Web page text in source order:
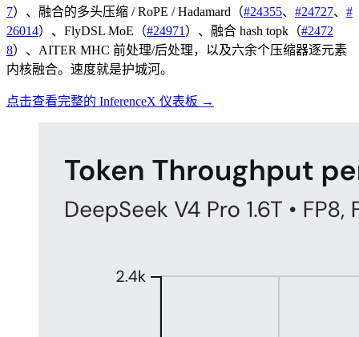
7）、融合的多头压缩 / RoPE / Hadamard（#24355、 #24727、 #
26014）、FlyDSL MoE（#24971 ）、融合 hash topk（#2472
8）、AITER MHC 前处理/后处理，以及六余个压缩器逐元素
内核融合。速度就是护城河。
点击查看完整的 InferenceX 仪表板 →